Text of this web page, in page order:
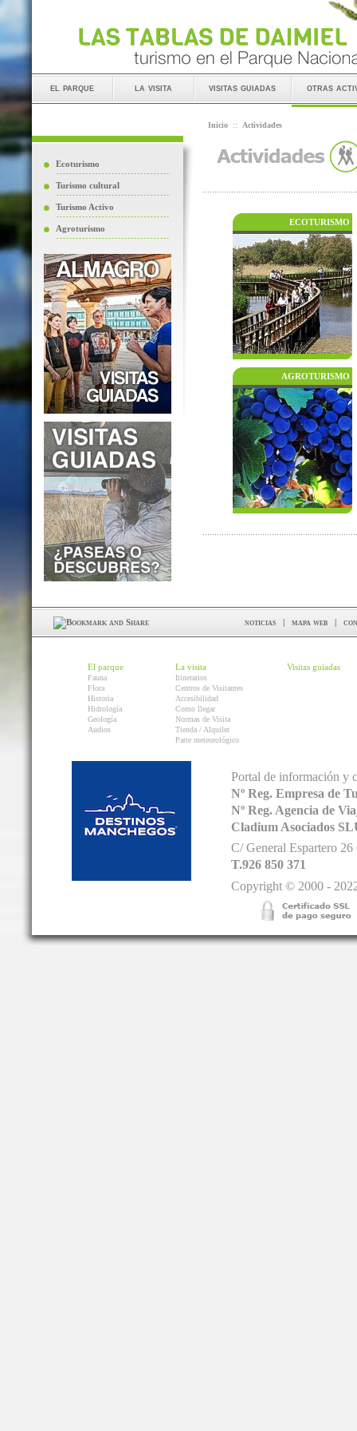
el parque la visita visitas guiadas otras
Ecoturismo
Turismo cultural
Turismo Activo
Agroturismo
Inicio :: Actividades
ECOTURISMO
AGROTURISMO
noticias | mapa web |
El parque
Fauna
Flora
Historia
Hidrología
Geología
Audios
La visita
Itinerarios
Centros de Visitantes
Accesibilidad
Como llegar
Normas de Visita
Tienda / Alquiler
Parte meteorológico
Visitas guiadas
Portal de información y
Nº Reg. Empresa de
Nº Reg. Agencia de
Cladium Asociados
C/ General Espartero
T.926 850 371
Copyright © 2000 -